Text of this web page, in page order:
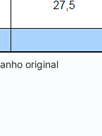
original